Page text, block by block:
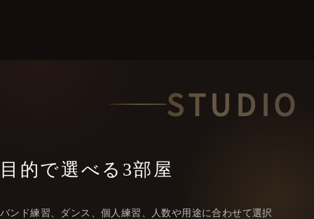
STUDIO
目的で選べる3部屋
バンド練習、ダンス、個人練習、人数や用途に合わせて選択